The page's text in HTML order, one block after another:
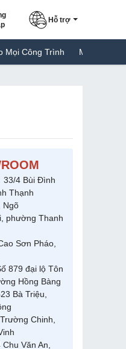
Hỗ trợ
Máy Hàn Túi Yamafuji
33/4 Bùi Đình
Thạnh
Ngõ
phường Thanh
Sơn Pháo,
879 đại lộ Tôn
Hồng Bàng
Bà Triệu,
Chinh,
Chu Văn An,